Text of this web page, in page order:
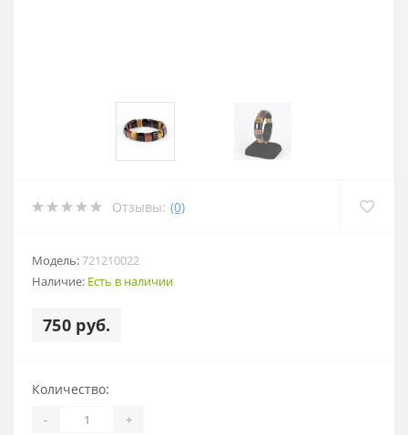
Отзывы: (0)
Модель:721210022
Наличие: Есть в наличии
750 руб.
Количество:
- +